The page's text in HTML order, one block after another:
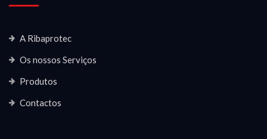
A Ribaprotec
Os nossos Serviços
Produtos
Contactos